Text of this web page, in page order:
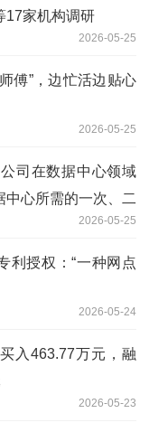
17家机构调研
2026-05-25
傅”，边忙活边贴心
2026-05-25
司在数据中心领域
中心所需的一次、二
2026-05-25
利授权：“一种网点
2026-05-24
入463.77万元，融
2026-05-23